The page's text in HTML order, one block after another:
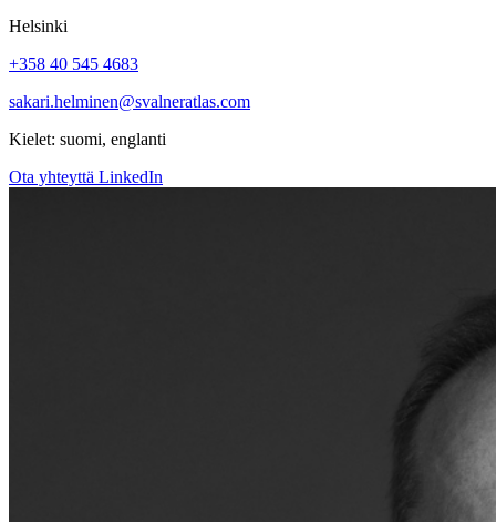
Helsinki
+358 40 545 4683
sakari.helminen@svalneratlas.com
Kielet: suomi, englanti
Ota yhteyttä LinkedIn